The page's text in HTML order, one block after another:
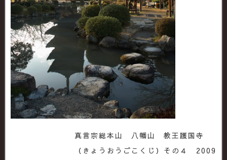
真言宗総本山 八幡山 教王護国寺
（きょうおうごこくじ）その４ 2009